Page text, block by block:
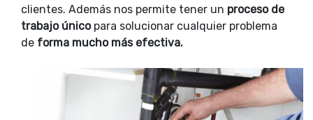
clientes. Además nos permite tener un proceso de
trabajo únicopara solucionar cualquier problema
de forma mucho más efectiva.